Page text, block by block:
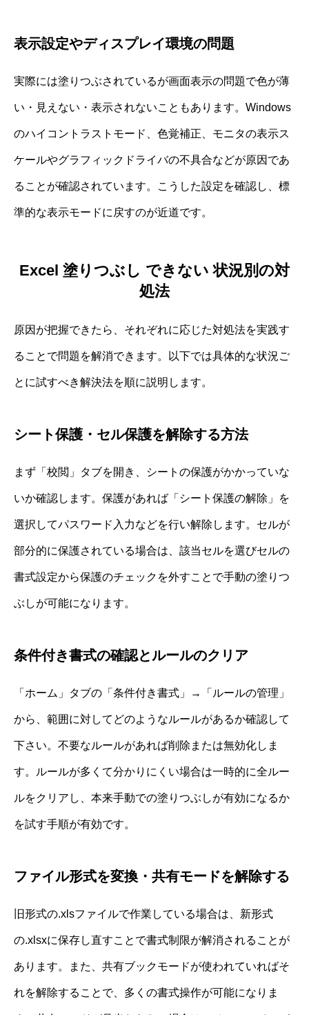
表示設定やディスプレイ環境の問題
実際には塗りつぶされているが画面表示の問題で色が薄
い・見えない・表示されないこともあります。Windows
のハイコントラストモード、色覚補正、モニタの表示ス
ケールやグラフィックドライバの不具合などが原因であ
ることが確認されています。こうした設定を確認し、標
準的な表示モードに戻すのが近道です。
Excel 塗りつぶし できない 状況別の対
処法
原因が把握できたら、それぞれに応じた対処法を実践す
ることで問題を解消できます。以下では具体的な状況ご
とに試すべき解決法を順に説明します。
シート保護・セル保護を解除する方法
まず「校閲」タブを開き、シートの保護がかかっていな
いか確認します。保護があれば「シート保護の解除」を
選択してパスワード入力などを行い解除します。セルが
部分的に保護されている場合は、該当セルを選びセルの
書式設定から保護のチェックを外すことで手動の塗りつ
ぶしが可能になります。
条件付き書式の確認とルールのクリア
「ホーム」タブの「条件付き書式」→「ルールの管理」
から、範囲に対してどのようなルールがあるか確認して
下さい。不要なルールがあれば削除または無効化しま
す。ルールが多くて分かりにくい場合は一時的に全ルー
ルをクリアし、本来手動での塗りつぶしが有効になるか
を試す手順が有効です。
ファイル形式を変換・共有モードを解除する
旧形式の.xlsファイルで作業している場合は、新形式
の.xlsxに保存し直すことで書式制限が解消されることが
あります。また、共有ブックモードが使われていればそ
れを解除することで、多くの書式操作が可能になりま